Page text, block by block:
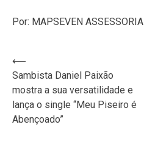
Por: MAPSEVEN ASSESSORIA
Navegação
de
Post
⟵
Sambista Daniel Paixão
mostra a sua versatilidade e
lança o single “Meu Piseiro é
Abençoado”